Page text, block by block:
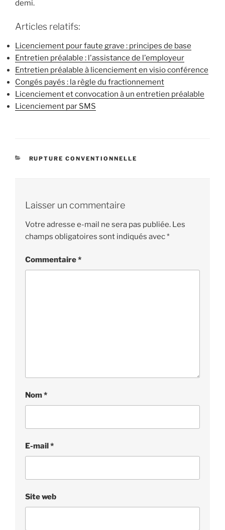
demi.
Articles relatifs:
Licenciement pour faute grave : principes de base
Entretien préalable : l'assistance de l'employeur
Entretien préalable à licenciement en visio conférence
Congés payés : la règle du fractionnement
Licenciement et convocation à un entretien préalable
Licenciement par SMS
CATÉGORIES
RUPTURE CONVENTIONNELLE
Laisser un commentaire
Votre adresse e-mail ne sera pas publiée. Les
champs obligatoires sont indiqués avec*
Commentaire*
Nom*
E-mail*
Site web